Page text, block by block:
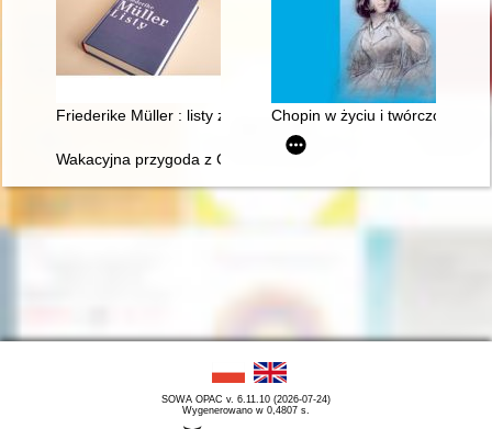
Friederike Müller : listy z Paryża 1839-1845 : nauczanie i
Chopin w życiu i twórczości
Wakacyjna przygoda z Chopinem" w Muzeum Niepodległości
SOWA OPAC v. 6.11.10 (2026-07-24)
Wygenerowano w 0,4807 s.